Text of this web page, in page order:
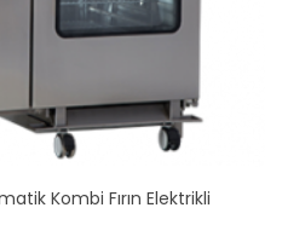
Kombi Fırın Elektrikli